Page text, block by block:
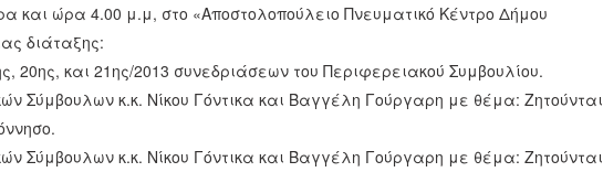
και ώρα 4.00 μ.μ, στο «Αποστολοπούλειο Πνευματικό Κέντρο Δήμου
διάταξης:
20ης, και 21ης/2013 συνεδριάσεων του Περιφερειακού Συμβουλίου.
Σύμβουλων κ.κ. Νίκου Γόντικα και Βαγγέλη Γούργαρη με θέμα: Ζητούνται
Σύμβουλων κ.κ. Νίκου Γόντικα και Βαγγέλη Γούργαρη με θέμα: Ζητούνται